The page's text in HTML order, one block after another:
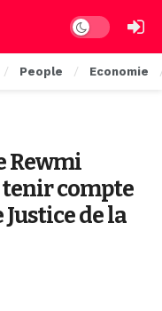
Dark mode
People Economie
Rewmi
tenir compte
Justice de la